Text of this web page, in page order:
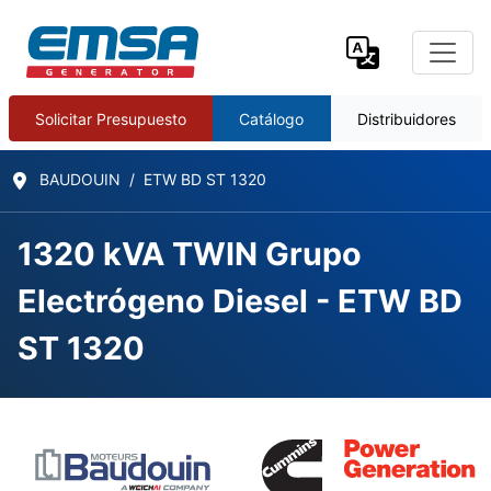
Solicitar Presupuesto Catálogo Distribuidores
BAUDOUIN ETW BD ST 1320
1320 kVA TWIN Grupo
Electrógeno Diesel - ETW BD
ST 1320